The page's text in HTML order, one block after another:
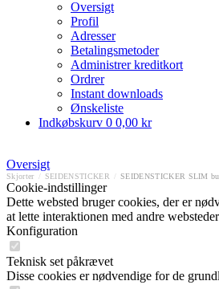
Oversigt
Profil
Adresser
Betalingsmetoder
Administrer kreditkort
Ordrer
Instant downloads
Ønskeliste
Indkøbskurv 0 0,00 kr
Oversigt
Skjorter SEIDENSTICKER SEIDENSTICKER SLIM
Cookie-indstillinger
Dette websted bruger cookies, der er
at lette interaktionen med andre
Konfiguration
Teknisk set påkrævet
Disse cookies er nødvendige for de